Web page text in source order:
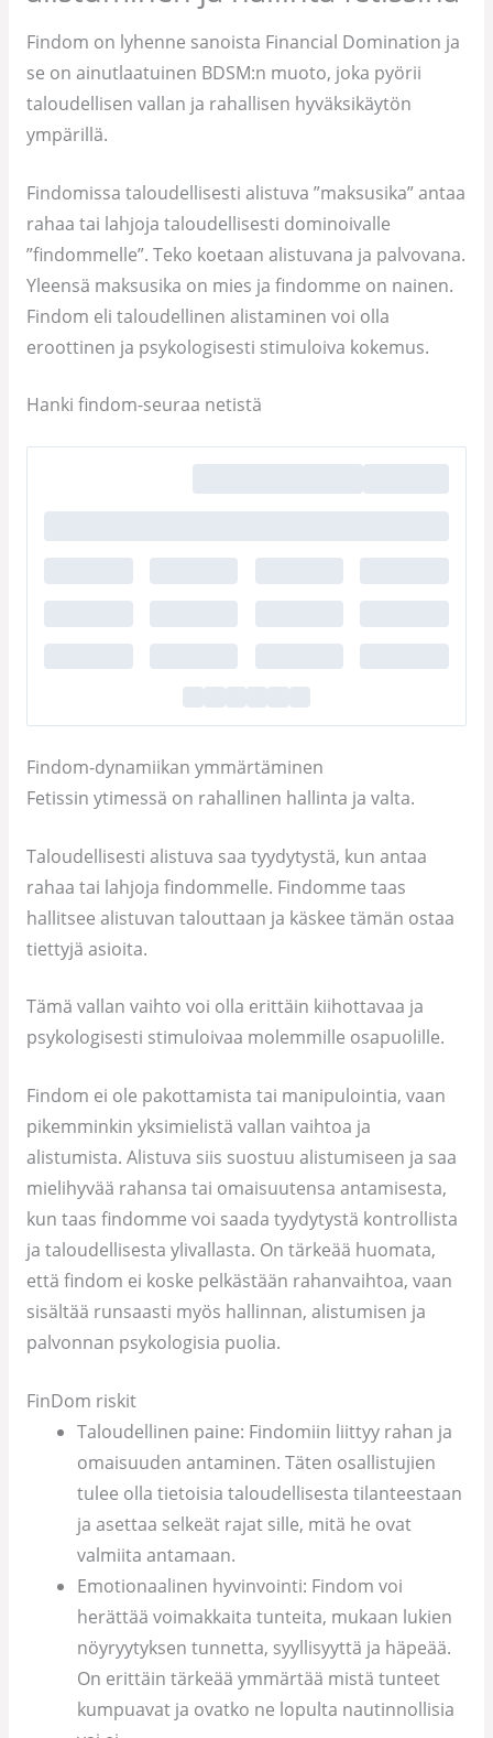
Findom on lyhenne sanoista Financial Domination ja
se on ainutlaatuinen BDSM:n muoto, joka pyörii
taloudellisen vallan ja rahallisen hyväksikäytön
ympärillä.
Findomissa taloudellisesti alistuva ”maksusika” antaa
rahaa tai lahjoja taloudellisesti dominoivalle
”findommelle”. Teko koetaan alistuvana ja palvovana.
Yleensä maksusika on mies ja findomme on nainen.
Findom eli taloudellinen alistaminen voi olla
eroottinen ja psykologisesti stimuloiva kokemus.
Hanki findom-seuraa netistä
Findom-dynamiikan ymmärtäminen
Fetissin ytimessä on rahallinen hallinta ja valta.
Taloudellisesti alistuva saa tyydytystä, kun antaa
rahaa tai lahjoja findommelle. Findomme taas
hallitsee alistuvan talouttaan ja käskee tämän ostaa
tiettyjä asioita.
Tämä vallan vaihto voi olla erittäin kiihottavaa ja
psykologisesti stimuloivaa molemmille osapuolille.
Findom ei ole pakottamista tai manipulointia, vaan
pikemminkin yksimielistä vallan vaihtoa ja
alistumista. Alistuva siis suostuu alistumiseen ja saa
mielihyvää rahansa tai omaisuutensa antamisesta,
kun taas findomme voi saada tyydytystä kontrollista
ja taloudellisesta ylivallasta. On tärkeää huomata,
että findom ei koske pelkästään rahanvaihtoa, vaan
sisältää runsaasti myös hallinnan, alistumisen ja
palvonnan psykologisia puolia.
FinDom riskit
Taloudellinen paine: Findomiin liittyy rahan ja
omaisuuden antaminen. Täten osallistujien
tulee olla tietoisia taloudellisesta tilanteestaan
ja asettaa selkeät rajat sille, mitä he ovat
valmiita antamaan.
Emotionaalinen hyvinvointi: Findom voi
herättää voimakkaita tunteita, mukaan lukien
nöyryytyksen tunnetta, syyllisyyttä ja häpeää.
On erittäin tärkeää ymmärtää mistä tunteet
kumpuavat ja ovatko ne lopulta nautinnollisia